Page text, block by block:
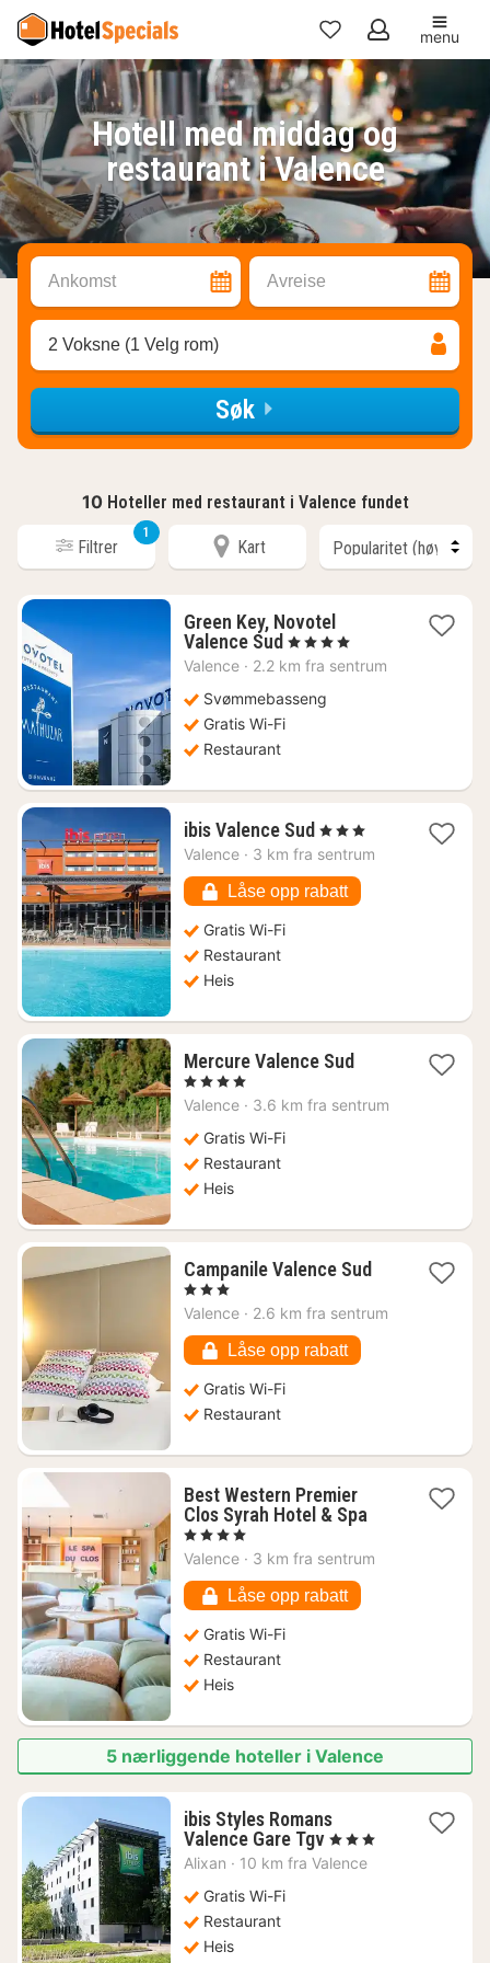
Mine
favoritter
menu
Hotell med middag og
restaurant i Valence
Ankomst Avreise
2 Voksne (1 Velg rom)
Søk
10 Hoteller med restaurant i Valence fundet
Filtrer
1
Kart
Green Key, Novotel
Valence Sud 1
natt
1349
, 4 Stjerner
Valence · 2.2 km fra sentrum
Svømmebasseng
Gratis Wi-Fi
Restaurant
ibis Valence Sud 1
natt
1036
kr.
, 3 Stjerner
Valence · 3 km fra sentrum
Låse opp rabatt
Gratis Wi-Fi
Restaurant
Heis
Mercure Valence Sud1
fra
, 4 Stjerner
Valence · 3.6 km fra sentrum
Gratis Wi-Fi
Restaurant
Heis
Campanile Valence Sud1
fra
, 3 Stjerner
Valence · 2.6 km fra sentrum
Låse opp rabatt
Gratis Wi-Fi
Restaurant
Best Western Premier
Clos Syrah Hotel & Spa1
fra
, 4 Stjerner
Valence · 3 km fra sentrum
Låse opp rabatt
Gratis Wi-Fi
Restaurant
Heis
5 nærliggende hoteller i Valence
ibis Styles Romans
Valence Gare Tgv1
natt
, 3 Stjerner
Alixan · 10 km fra Valence
Gratis Wi-Fi
Restaurant
Heis